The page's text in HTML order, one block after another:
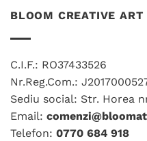
multe
fi
alese
în
pagina
produsului.
BLOOM CREATIVE ART
C.I.F.: RO37433526
Nr.Reg.Com.:
Sediu social: Str. Horea
Email:
Telefon: 0770 684 918